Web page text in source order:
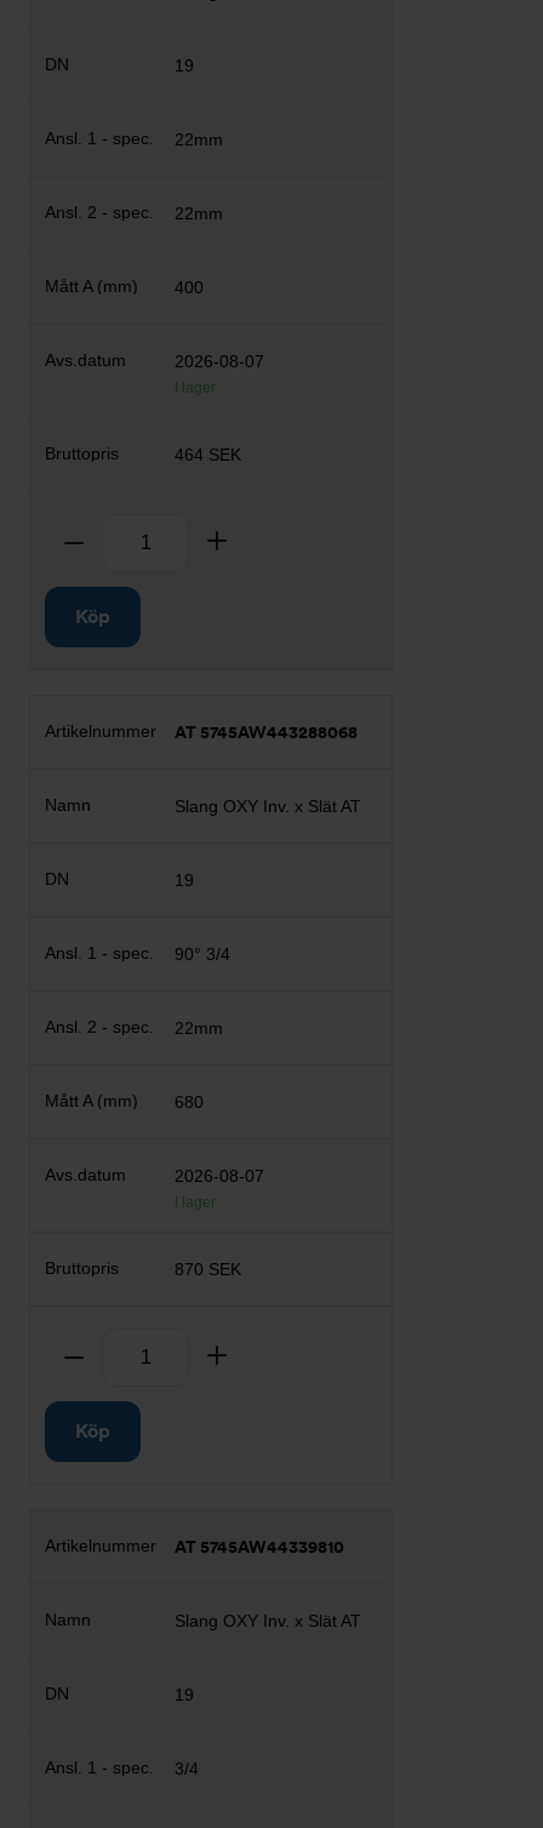
19
22mm
22mm
400
2026-08-07
I lager
464 SEK
Ta bort
Köp
AT 5745AW443288068
Slang OXY Inv. x Slät AT
19
90° 3/4
22mm
680
2026-08-07
I lager
870 SEK
Ta bort
Köp
AT 5745AW44339810
Slang OXY Inv. x Slät AT
19
3/4